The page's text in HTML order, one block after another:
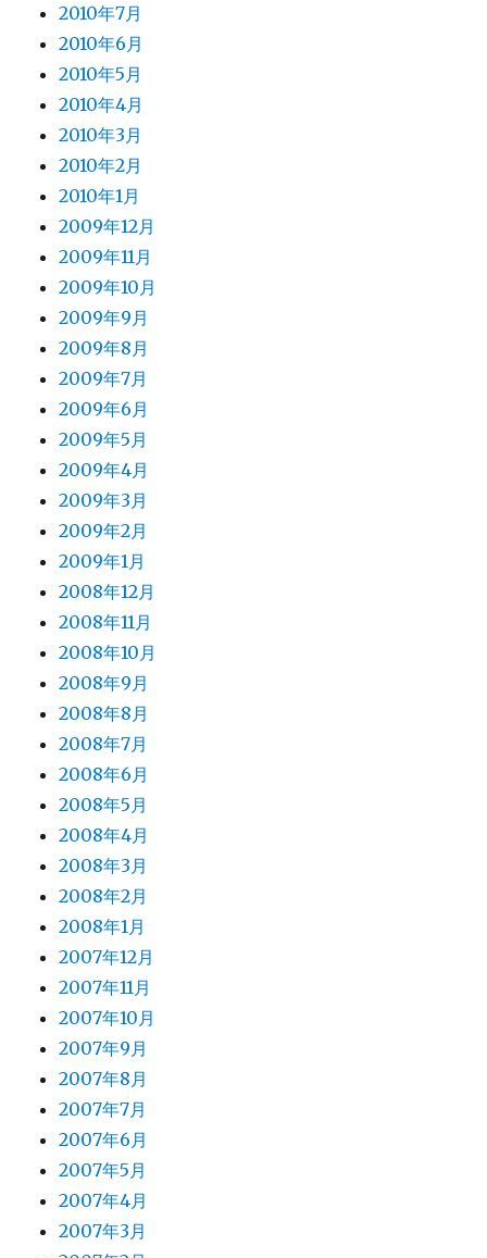
2010年7月
2010年6月
2010年5月
2010年4月
2010年3月
2010年2月
2010年1月
2009年12月
2009年11月
2009年10月
2009年9月
2009年8月
2009年7月
2009年6月
2009年5月
2009年4月
2009年3月
2009年2月
2009年1月
2008年12月
2008年11月
2008年10月
2008年9月
2008年8月
2008年7月
2008年6月
2008年5月
2008年4月
2008年3月
2008年2月
2008年1月
2007年12月
2007年11月
2007年10月
2007年9月
2007年8月
2007年7月
2007年6月
2007年5月
2007年4月
2007年3月